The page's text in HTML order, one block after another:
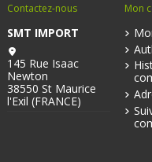
Contactez-nous
SMT IMPORT
145 Rue Isaac
Newton
38550 St Maurice
l'Exil (FRANCE)
Mon